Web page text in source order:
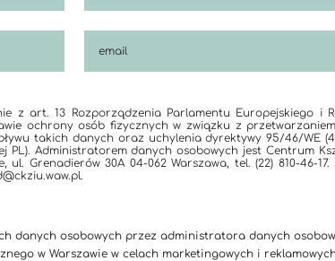
danych osobowych przez administratora danych
w Warszawie w celach marketingowych i